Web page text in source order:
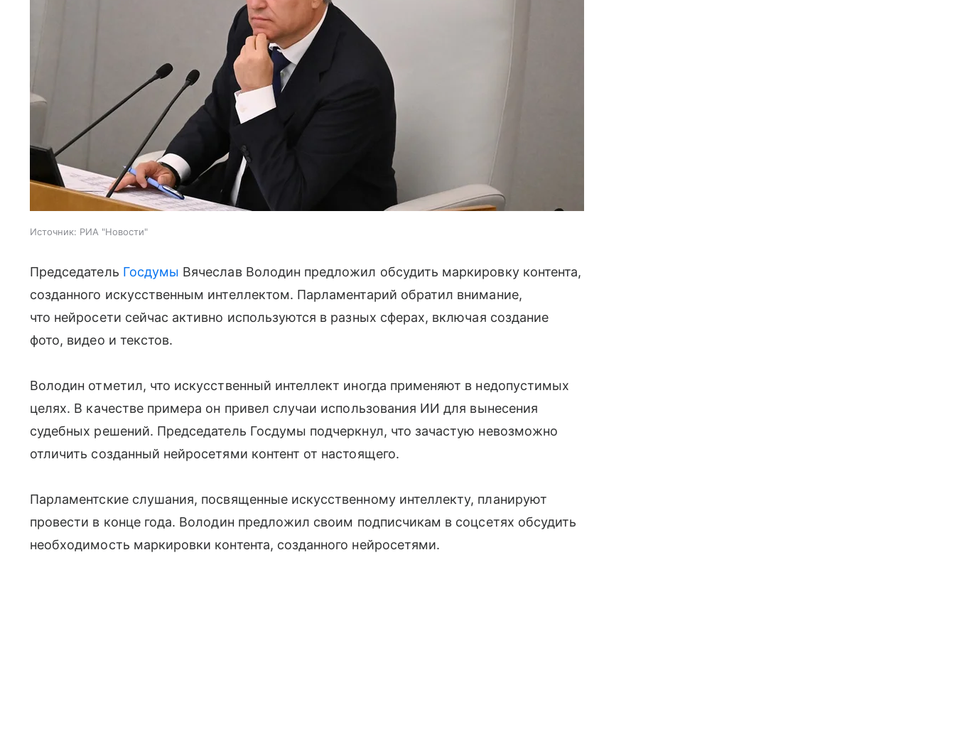
Источник: РИА "Новости"
Председатель Госдумы Вячеслав Володин предложил обсудить маркировку контента,
созданного искусственным интеллектом. Парламентарий обратил внимание,
что нейросети сейчас активно используются в разных сферах, включая создание
фото, видео и текстов.
Володин отметил, что искусственный интеллект иногда применяют в недопустимых
целях. В качестве примера он привел случаи использования ИИ для вынесения
судебных решений. Председатель Госдумы подчеркнул, что зачастую невозможно
отличить созданный нейросетями контент от настоящего.
Парламентские слушания, посвященные искусственному интеллекту, планируют
провести в конце года. Володин предложил своим подписчикам в соцсетях обсудить
необходимость маркировки контента, созданного нейросетями.